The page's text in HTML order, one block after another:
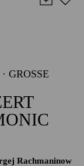
O
Rachmaninow